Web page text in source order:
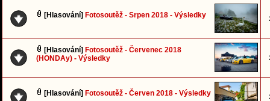
[Hlasování] Fotosoutěž - Srpen 2018 - Výsledky
[Hlasování] Fotosoutěž - Červenec 2018
(HONDAy) - Výsledky
[Hlasování] Fotosoutěž - Červen 2018 - Výsledky